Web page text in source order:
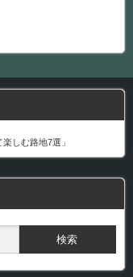
しむ路地7選」